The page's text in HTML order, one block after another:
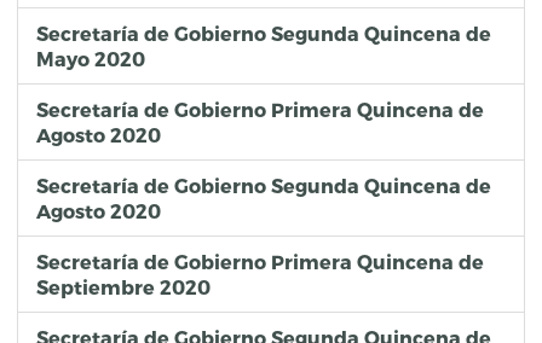
Secretaría de Gobierno Segunda Quincena de
Mayo 2020
Secretaría de Gobierno Primera Quincena de
Agosto 2020
Secretaría de Gobierno Segunda Quincena de
Agosto 2020
Secretaría de Gobierno Primera Quincena de
Septiembre 2020
Secretaría de Gobierno Segunda Quincena de